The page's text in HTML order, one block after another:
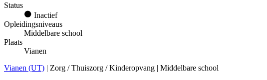
Status
Inactief
Opleidingsniveaus
Middelbare school
Plaats
Vianen
Vianen (UT) | Zorg / Thuiszorg / Kinderopvang | Middelbare school